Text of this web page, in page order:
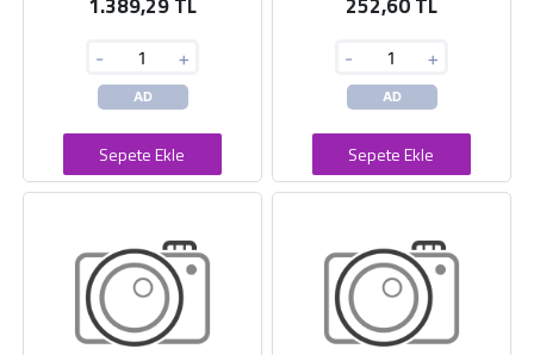
- +
AD
Sepete Ekle
- +
AD
Sepete Ekle